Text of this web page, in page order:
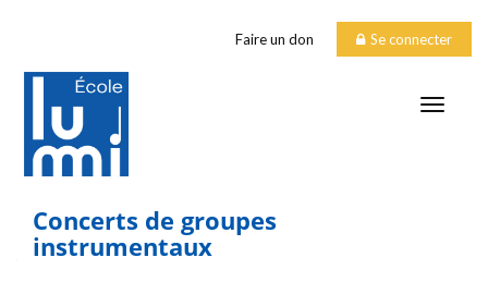
Faire un don Se connecter
Concerts de groupes
instrumentaux